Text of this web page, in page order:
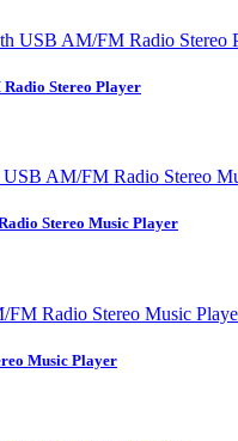
Stereo Player
Stereo Music Player
Music Player